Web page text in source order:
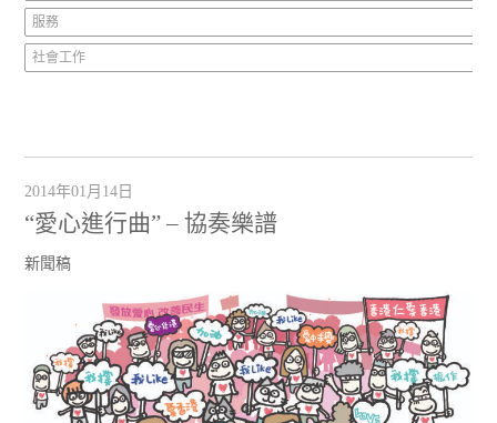
服務
社會工作
2014年01月14日
“愛心進行曲” – 協奏樂譜
新聞稿